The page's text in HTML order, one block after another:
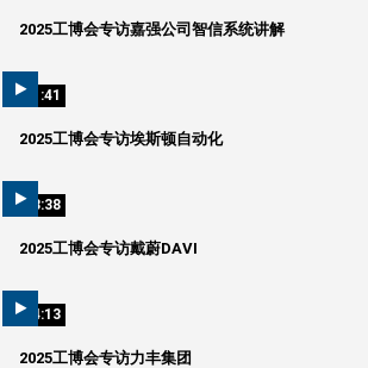
2025工博会专访嘉强公司智信系统讲解
01:41
2025工博会专访埃斯顿自动化
03:38
2025工博会专访戴蔚DAVI
04:13
2025工博会专访力丰集团